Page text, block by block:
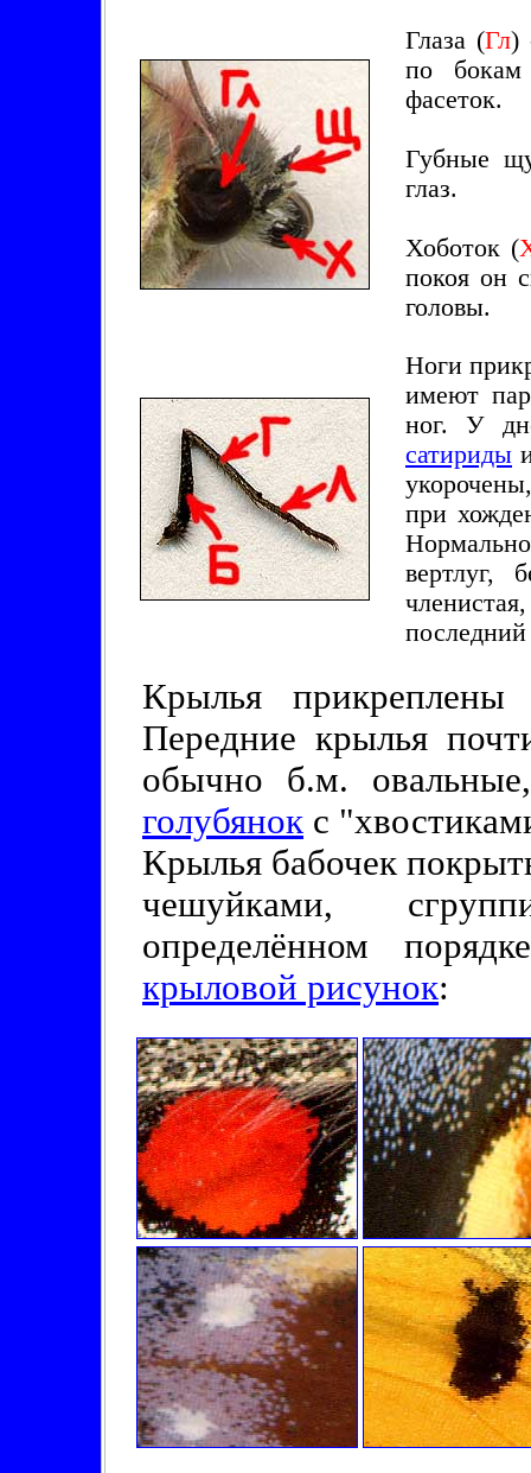
Глаза (Гл)
по бокам
фасеток.
Губные
глаз.
Хоботок (
покоя он
головы.
Ноги
имеют
ног. У
сатириды
при
вертлуг,
Крылья
Передние крылья
обычно б.м.
голубянок с
Крылья бабочек
чешуйками,
определённом
крыловой рисунок: